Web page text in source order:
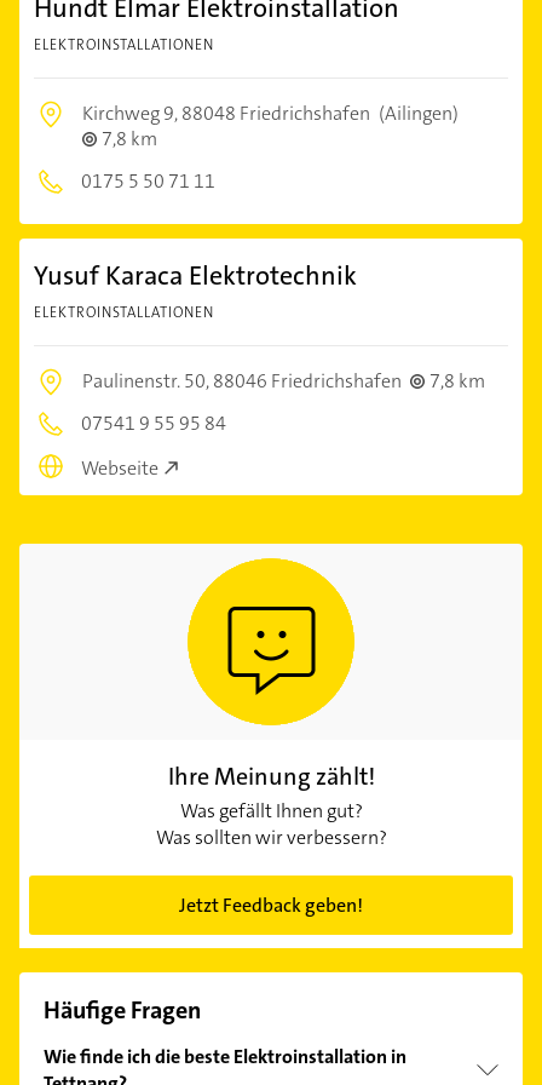
Hundt Elmar Elektroinstallation
ELEKTROINSTALLATIONEN
Kirchweg 9,88048 Friedrichshafen (Ailingen)
7,8 km
0175 5 50 71 11
Yusuf Karaca Elektrotechnik
ELEKTROINSTALLATIONEN
Paulinenstr. 50,88046 Friedrichshafen
7,8 km
07541 9 55 95 84
Webseite
Ihre Meinung zählt!
Was gefällt Ihnen gut?
Was sollten wir verbessern?
Jetzt Feedback geben!
Häufige Fragen
Wie finde ich die beste Elektroinstallation in